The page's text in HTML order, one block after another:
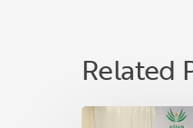
Related
Asian